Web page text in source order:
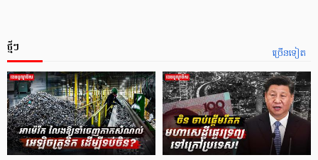
ច្រើនទៀត
ថ្មីៗ